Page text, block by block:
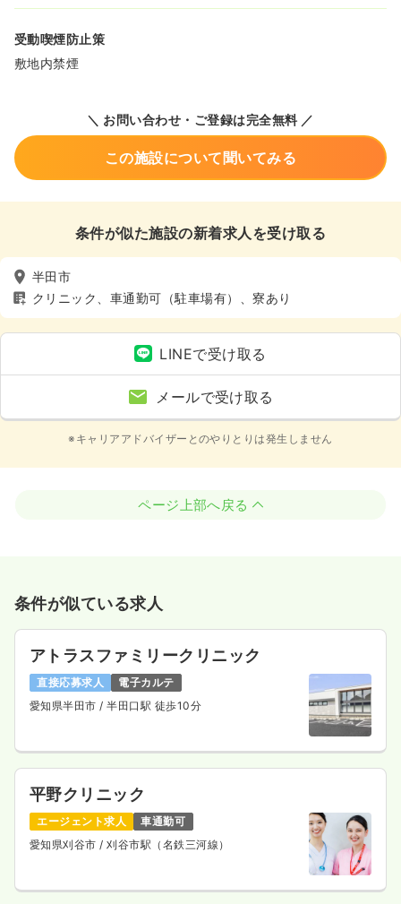
受動喫煙防止策
敷地内禁煙
＼ お問い合わせ・ご登録は完全無料 ／
この施設について聞いてみる
条件が似た施設の新着求人を受け取る
半田市
クリニック、車通勤可（駐車場有）、寮あり
LINEで受け取る
メールで受け取る
※キャリアアドバイザーとのやりとりは発生しません
ページ上部へ戻る
条件が似ている求人
アトラスファミリークリニック
直接応募求人
電子カルテ
愛知県半田市/ 半田口駅 徒歩10分
平野クリニック
エージェント求人
車通勤可
愛知県刈谷市/ 刈谷市駅（名鉄三河線）